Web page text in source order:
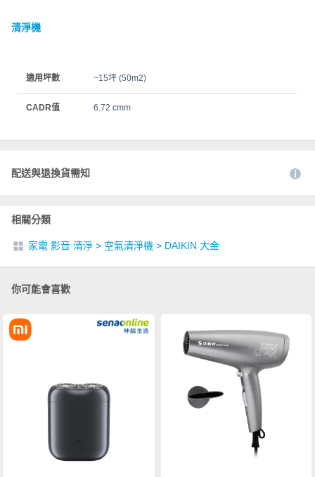
清淨機
適用坪數 ~15坪 (50m2)
CADR值 6.72 cmm
配送與退換貨需知
相關分類
家電 影音 清淨 > 空氣清淨機 > DAIKIN 大金
你可能會喜歡